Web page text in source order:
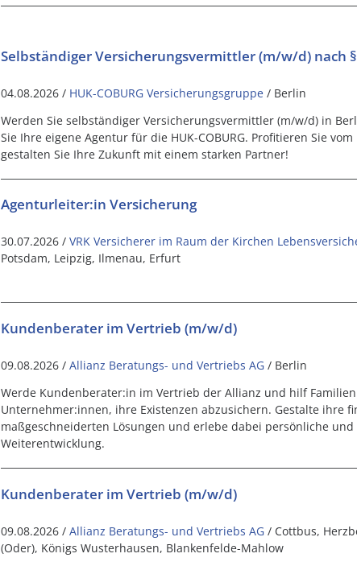
Selbständiger Versicherungsvermittler (m/w/d) nach
04.08.2026 / HUK-COBURG Versicherungsgruppe / Berlin
Werden Sie selbständiger Versicherungsvermittler (m/w/d) in
Sie Ihre eigene Agentur für die HUK-COBURG. Profitieren Sie
gestalten Sie Ihre Zukunft mit einem starken Partner!
Agenturleiter:in Versicherung
30.07.2026 / VRK Versicherer im Raum der Kirchen
Potsdam, Leipzig, Ilmenau, Erfurt
Kundenberater im Vertrieb (m/w/d)
09.08.2026 / Allianz Beratungs- und Vertriebs AG / Berlin
Werde Kundenberater:in im Vertrieb der Allianz und hilf
Unternehmer:innen, ihre Existenzen abzusichern. Gestalte ihre
maßgeschneiderten Lösungen und erlebe dabei persönliche
Weiterentwicklung.
Kundenberater im Vertrieb (m/w/d)
09.08.2026 / Allianz Beratungs- und Vertriebs AG / Cottbus,
(Oder), Königs Wusterhausen, Blankenfelde-Mahlow